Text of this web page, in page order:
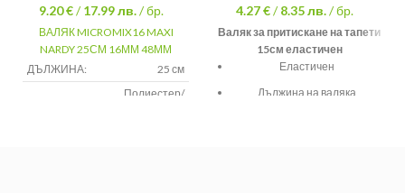
9.20 €/17.99лв./ бр.
ВАЛЯК MICROMIX16 MAXI
NARDY 25СМ 16ММ 48ММ
ДЪЛЖИНА:
25 см
Полиестер/
4.27 €/8.35лв./ бр.
Валяк за притискане на тапети
15см еластичен
Еластичен
Дължина на валяка